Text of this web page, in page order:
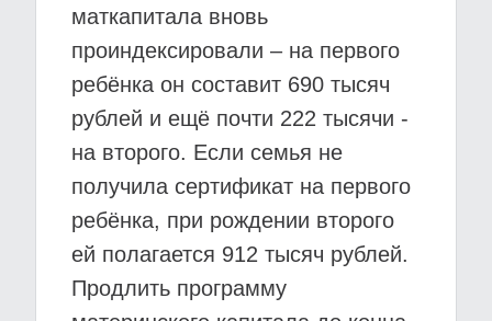
маткапитала вновь
проиндексировали – на первого
ребёнка он составит 690 тысяч
рублей и ещё почти 222 тысячи -
на второго. Если семья не
получила сертификат на первого
ребёнка, при рождении второго
ей полагается 912 тысяч рублей.
Продлить программу